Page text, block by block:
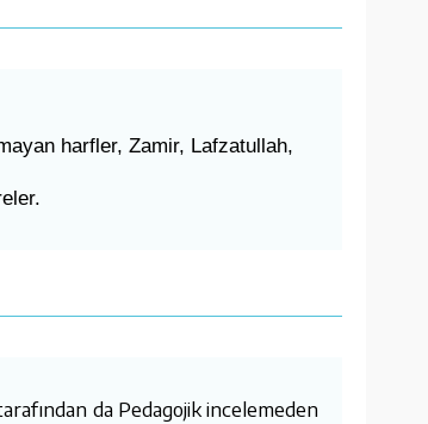
harfler, Zamir, Lafzatullah,
da Pedagojik incelemeden